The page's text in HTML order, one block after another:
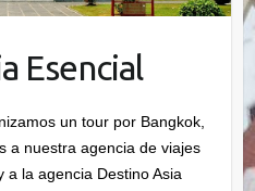
Esencial
un tour por Bangkok,
a nuestra agencia de viajes
a la agencia Destino Asia